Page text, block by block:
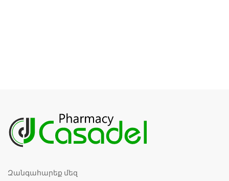
Զանգահարեք մեզ